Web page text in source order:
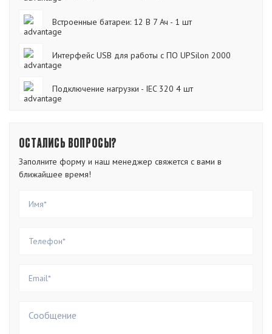
Встроенные батареи: 12 В 7 Ач - 1 шт
Интерфейс USB для работы с ПО UPSilon 2000
Подключение нагрузки - IEC 320 4 шт
ОСТАЛИСЬ ВОПРОСЫ?
Заполните форму и наш менеджер свяжется с вами в
ближайшее время!